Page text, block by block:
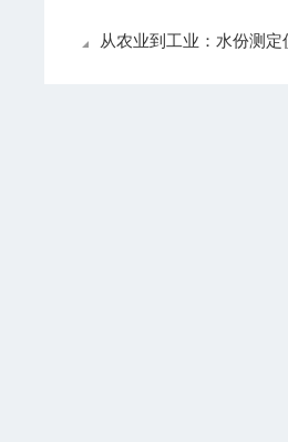
从农业到工业：水份测定仪的多领